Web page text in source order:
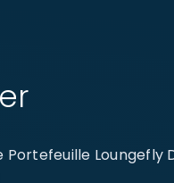
Loungefly